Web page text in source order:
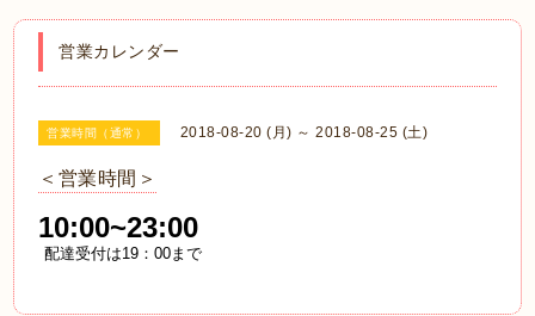
営業カレンダー
営業時間（通常） 2018-08-20 (月) ～ 2018-08-25 (土)
＜営業時間＞
10:00~23:00
配達受付は19：00まで